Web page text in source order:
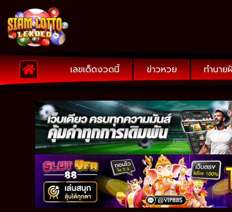
เลขเด็ดงวดนี้ ข่าวหวย ทำนาย